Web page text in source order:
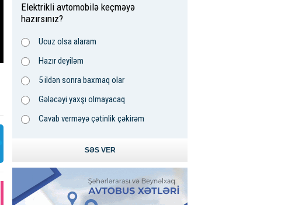
Elektrikli avtomobilə keçməyə
hazırsınız?
Ucuz olsa alaram
Hazır deyiləm
5 ildən sonra baxmaq olar
Gələcəyi yaxşı olmayacaq
Cavab verməyə çətinlik çəkirəm